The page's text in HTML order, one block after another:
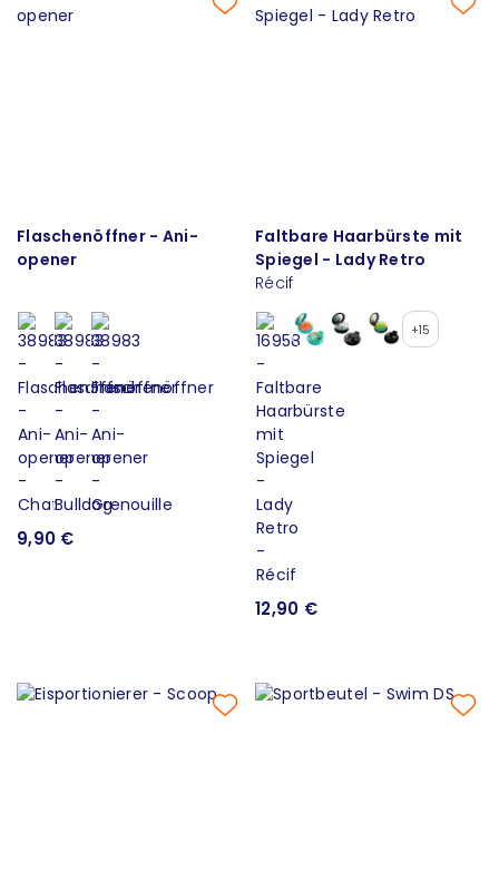
Flaschenöffner - Ani-
opener
9,90 €
Faltbare Haarbürste mit
Spiegel - Lady Retro
Récif
+15
12,90 €